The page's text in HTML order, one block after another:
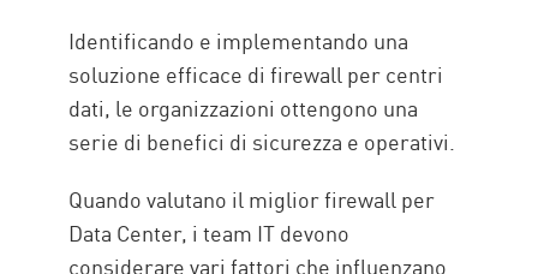
Identificando e implementando una
soluzione efficace di firewall per centri
dati, le organizzazioni ottengono una
serie di benefici di sicurezza e operativi.
Quando valutano il miglior firewall per
Data Center, i team IT devono
considerare vari fattori che influenzano